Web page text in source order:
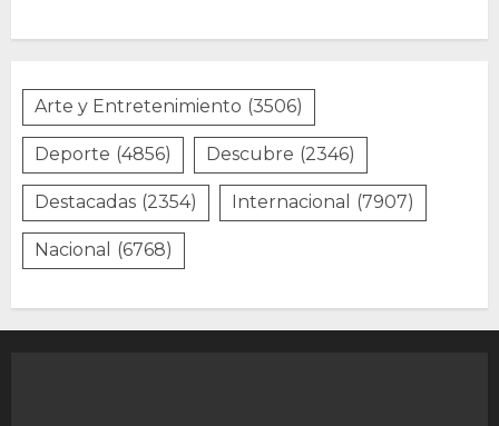
Arte y Entretenimiento (3506)
Deporte (4856) Descubre (2346)
Destacadas (2354) Internacional (7907)
Nacional (6768)